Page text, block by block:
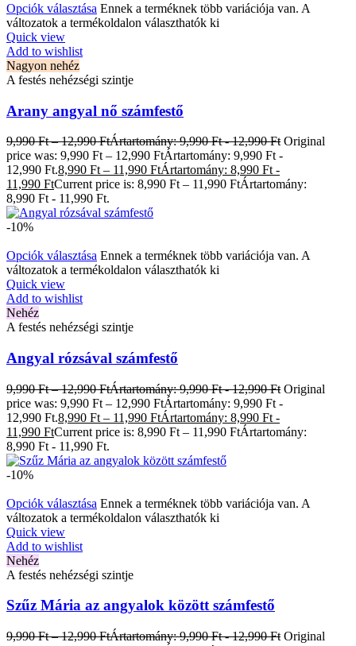
Opciók választása Ennek a terméknek több variációja van. A
változatok a termékoldalon választhatók ki
Quick view
Add to wishlist
Nagyon nehéz
A festés nehézségi szintje
Arany angyal nő számfestő
9,990Ft – 12,990FtÁrtartomány: 9,990 Ft - 12,990 Ft Original
price was: 9,990 Ft – 12,990 FtÁrtartomány: 9,990 Ft -
12,990 Ft.8,990 Ft – 11,990 FtÁrtartomány: 8,990 Ft -
11,990 FtCurrent price is: 8,990 Ft – 11,990 FtÁrtartomány:
8,990 Ft - 11,990 Ft.
-10%
Opciók választása Ennek a terméknek több variációja van. A
változatok a termékoldalon választhatók ki
Quick view
Add to wishlist
Nehéz
A festés nehézségi szintje
Angyal rózsával számfestő
9,990Ft – 12,990FtÁrtartomány: 9,990 Ft - 12,990 Ft Original
price was: 9,990 Ft – 12,990 FtÁrtartomány: 9,990 Ft -
12,990 Ft.8,990 Ft – 11,990 FtÁrtartomány: 8,990 Ft -
11,990 FtCurrent price is: 8,990 Ft – 11,990 FtÁrtartomány:
8,990 Ft - 11,990 Ft.
-10%
Opciók választása Ennek a terméknek több variációja van. A
változatok a termékoldalon választhatók ki
Quick view
Add to wishlist
Nehéz
A festés nehézségi szintje
Szűz Mária az angyalok között számfestő
9,990Ft – 12,990FtÁrtartomány: 9,990 Ft - 12,990 Ft Original